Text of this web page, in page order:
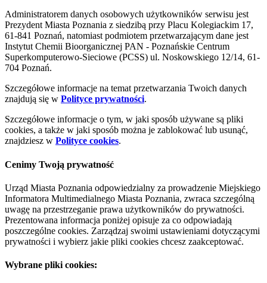
Administratorem danych osobowych użytkowników serwisu jest
Prezydent Miasta Poznania z siedzibą przy Placu Kolegiackim 17,
61-841 Poznań, natomiast podmiotem przetwarzającym dane jest
Instytut Chemii Bioorganicznej PAN - Poznańskie Centrum
Superkomputerowo-Sieciowe (PCSS) ul. Noskowskiego 12/14, 61-
704 Poznań.
Szczegółowe informacje na temat przetwarzania Twoich danych
znajdują się w Polityce prywatności.
Szczegółowe informacje o tym, w jaki sposób używane są pliki
cookies, a także w jaki sposób można je zablokować lub usunąć,
znajdziesz w Polityce cookies.
Cenimy Twoją prywatność
Urząd Miasta Poznania odpowiedzialny za prowadzenie Miejskiego
Informatora Multimedialnego Miasta Poznania, zwraca szczególną
uwagę na przestrzeganie prawa użytkowników do prywatności.
Prezentowana informacja poniżej opisuje za co odpowiadają
poszczególne cookies. Zarządzaj swoimi ustawieniami dotyczącymi
prywatności i wybierz jakie pliki cookies chcesz zaakceptować.
Wybrane pliki cookies: